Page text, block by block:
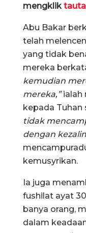
mengklik
Abu Bakar
telah
yang tidak
mereka
kemudian
mereka,”ialah
kepada Tuhan
tidak
dengan
kemusyrikan.
Ia juga
fushilat ayat
banya orang,
dalam